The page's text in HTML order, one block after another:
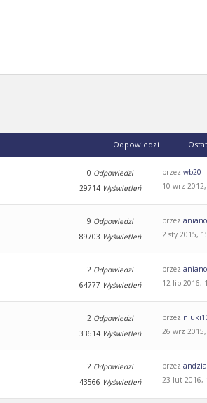
Odpowiedzi
0 Odpowiedzi
29714 Wyświetleń
przezwb20
10 wrz
9 Odpowiedzi
89703 Wyświetleń
przez
2 sty 2015,
2 Odpowiedzi
64777 Wyświetleń
przez
12 lip 2016,
2 Odpowiedzi
33614 Wyświetleń
przez
26 wrz
2 Odpowiedzi
43566 Wyświetleń
przez
23 lut 2016,